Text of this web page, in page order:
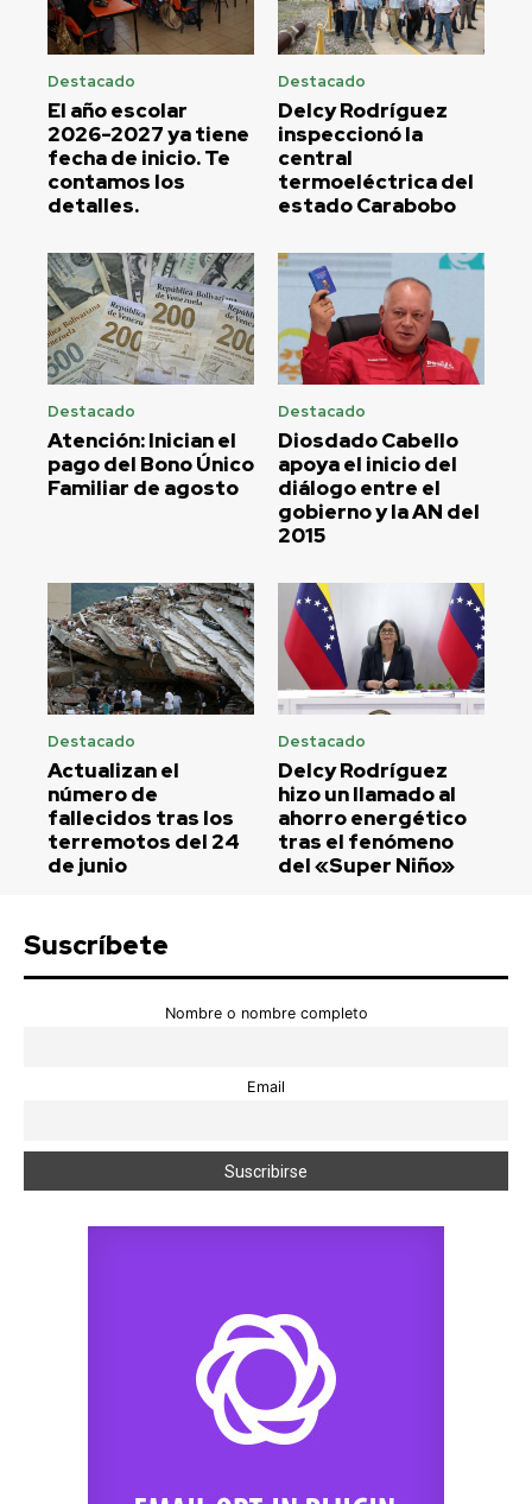
Destacado
El año escolar
2026-2027 ya tiene
fecha de inicio. Te
contamos los
detalles.
Destacado
Delcy Rodríguez
inspeccionó la
central
termoeléctrica del
estado Carabobo
Destacado
Atención: Inician el
pago del Bono Único
Familiar de agosto
Destacado
Diosdado Cabello
apoya el inicio del
diálogo entre el
gobierno y la AN del
2015
Destacado
Actualizan el
número de
fallecidos tras los
terremotos del 24
de junio
Destacado
Delcy Rodríguez
hizo un llamado al
ahorro energético
tras el fenómeno
del «Super Niño»
Suscríbete
Nombre o nombre completo
Email